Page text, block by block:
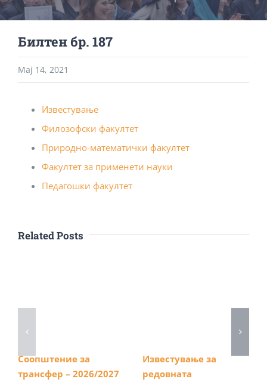
Билтен бр. 187
Мај 14, 2021
Известување
Филозофски факултет
Природно-математички факултет
Факултет за применети науки
Педагошки факултет
Related Posts
Соопштение за
трансфер – 2026/2027
Известување за
редовната